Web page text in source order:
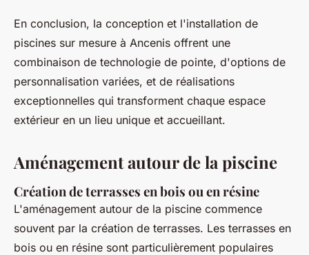
En conclusion, la conception et l'installation de
piscines sur mesure à Ancenis offrent une
combinaison de technologie de pointe, d'options de
personnalisation variées, et de réalisations
exceptionnelles qui transforment chaque espace
extérieur en un lieu unique et accueillant.
Aménagement autour de la piscine
Création de terrasses en bois ou en résine
L'aménagement autour de la piscine commence
souvent par la création de terrasses. Les terrasses en
bois ou en résine sont particulièrement populaires